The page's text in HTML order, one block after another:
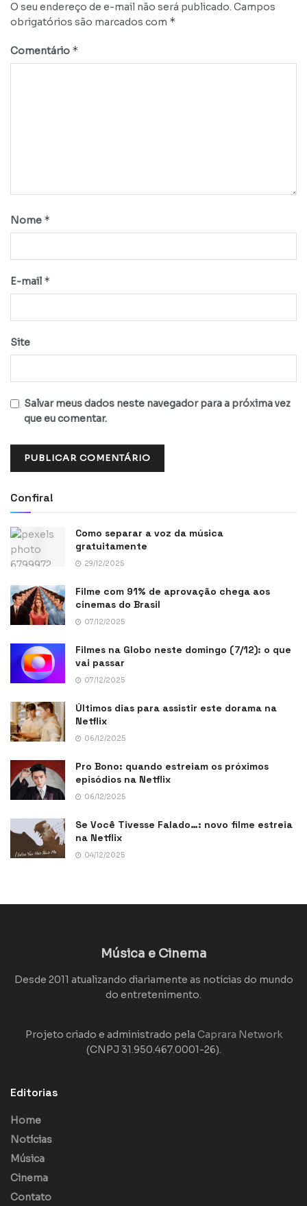
O seu endereço de e-mail não será publicado. Campos
obrigatórios são marcados com *
Comentário *
Nome *
E-mail *
Site
Salvar meus dados neste navegador para a próxima vez
que eu comentar.
Confira!
Como separar a voz da música
gratuitamente
29/12/2025
Filme com 91% de aprovação chega aos
cinemas do Brasil
07/12/2025
Filmes na Globo neste domingo (7/12): o que
vai passar
07/12/2025
Últimos dias para assistir este dorama na
Netflix
06/12/2025
Pro Bono: quando estreiam os próximos
episódios na Netflix
06/12/2025
Se Você Tivesse Falado…: novo filme estreia
na Netflix
04/12/2025
Música e Cinema
Desde 2011 atualizando diariamente as notícias do mundo
do entretenimento.
Projeto criado e administrado pela Caprara Network
(CNPJ 31.950.467.0001-26).
Editorias
Home
Notícias
Música
Cinema
Contato